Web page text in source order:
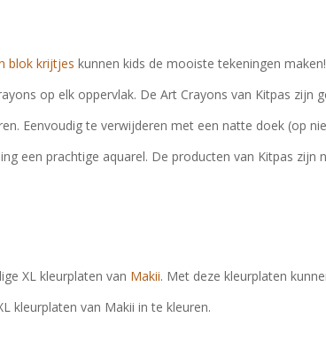
blok krijtjes kunnen kids de mooiste tekeningen
op elk oppervlak. De Art Crayons van Kitpas zijn
Eenvoudig te verwijderen met een natte doek (op
een prachtige aquarel. De producten van Kitpas zijn
XL kleurplaten van Makii. Met deze kleurplaten
kleurplaten van Makii in te kleuren.